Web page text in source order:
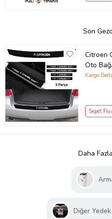
Son
Citroen
Oto
Karbon
Kargo
Sepet
Daha
Diğer